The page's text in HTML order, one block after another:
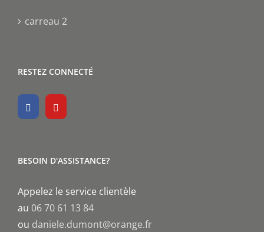
carreau 2
RESTEZ CONNECTÉ
BESOIN D'ASSISTANCE?
Appelez le service clientèle
au 06 70 61 13 84
ou daniele.dumont@orange.fr